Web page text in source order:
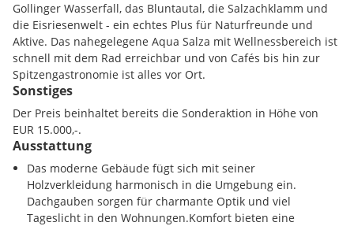
Gollinger Wasserfall, das Bluntautal, die Salzachklamm und
die Eisriesenwelt - ein echtes Plus für Naturfreunde und
Aktive. Das nahegelegene Aqua Salza mit Wellnessbereich ist
schnell mit dem Rad erreichbar und von Cafés bis hin zur
Spitzengastronomie ist alles vor Ort.
Sonstiges
Der Preis beinhaltet bereits die Sonderaktion in Höhe von
EUR 15.000,-.
Ausstattung
Das moderne Gebäude fügt sich mit seiner
Holzverkleidung harmonisch in die Umgebung ein.
Dachgauben sorgen für charmante Optik und viel
Tageslicht in den Wohnungen.Komfort bieten eine